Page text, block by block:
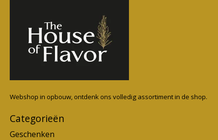
Webshop in opbouw, ontdenk ons volledig assortiment in de shop.
Categorieën
Geschenken